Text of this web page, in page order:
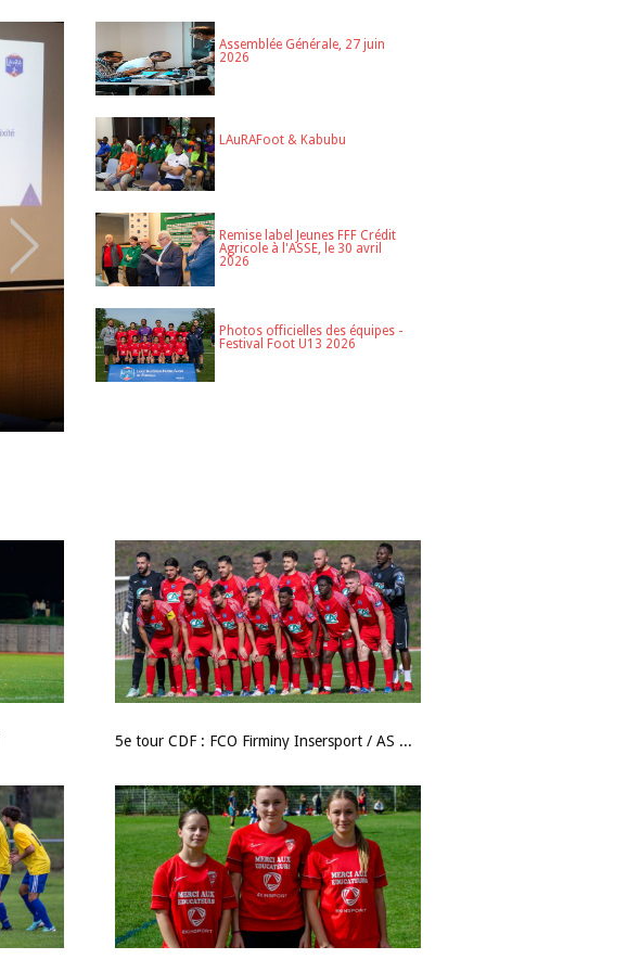
Assemblée Générale, 27 juin
2026
LAuRAFoot & Kabubu
Remise label Jeunes FFF Crédit
Agricole à l'ASSE, le 30 avril
2026
Photos officielles des équipes -
Festival Foot U13 2026
5e tour CDF : FCO Firminy Insersport / AS Misérieux Trévoux